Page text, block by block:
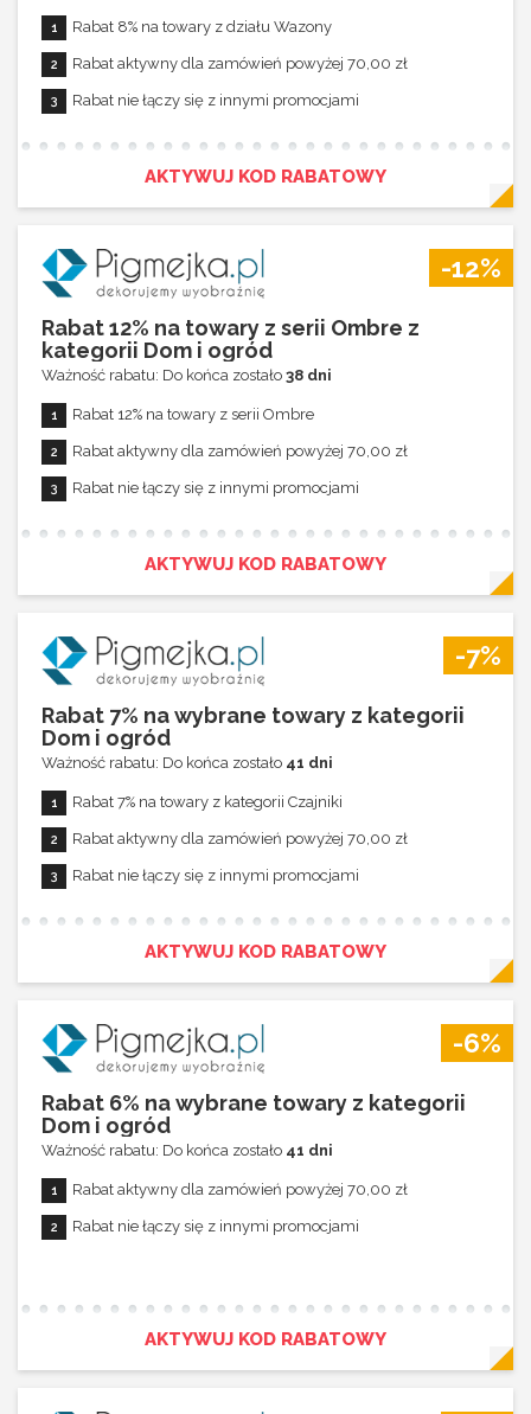
Rabat 8% na towary z działu Wazony
Rabat aktywny dla zamówień powyżej 70,00 zł
Rabat nie łączy się z innymi promocjami
AKTYWUJ KOD RABATOWY
-12%
Rabat 12% na towary z serii Ombre z
kategorii Dom i ogród
Ważność rabatu: Do końca zostało 38 dni
Rabat 12% na towary z serii Ombre
Rabat aktywny dla zamówień powyżej 70,00 zł
Rabat nie łączy się z innymi promocjami
AKTYWUJ KOD RABATOWY
-7%
Rabat 7% na wybrane towary z kategorii
Dom i ogród
Ważność rabatu: Do końca zostało 41 dni
Rabat 7% na towary z kategorii Czajniki
Rabat aktywny dla zamówień powyżej 70,00 zł
Rabat nie łączy się z innymi promocjami
AKTYWUJ KOD RABATOWY
-6%
Rabat 6% na wybrane towary z kategorii
Dom i ogród
Ważność rabatu: Do końca zostało 41 dni
Rabat aktywny dla zamówień powyżej 70,00 zł
Rabat nie łączy się z innymi promocjami
AKTYWUJ KOD RABATOWY